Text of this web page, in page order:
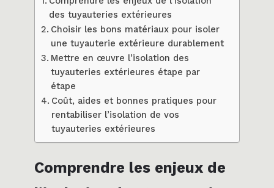
des tuyauteries extérieures
Choisir les bons matériaux pour isoler
une tuyauterie extérieure durablement
Mettre en œuvre l’isolation des
tuyauteries extérieures étape par
étape
Coût, aides et bonnes pratiques pour
rentabiliser l’isolation de vos
tuyauteries extérieures
Comprendre les enjeux de